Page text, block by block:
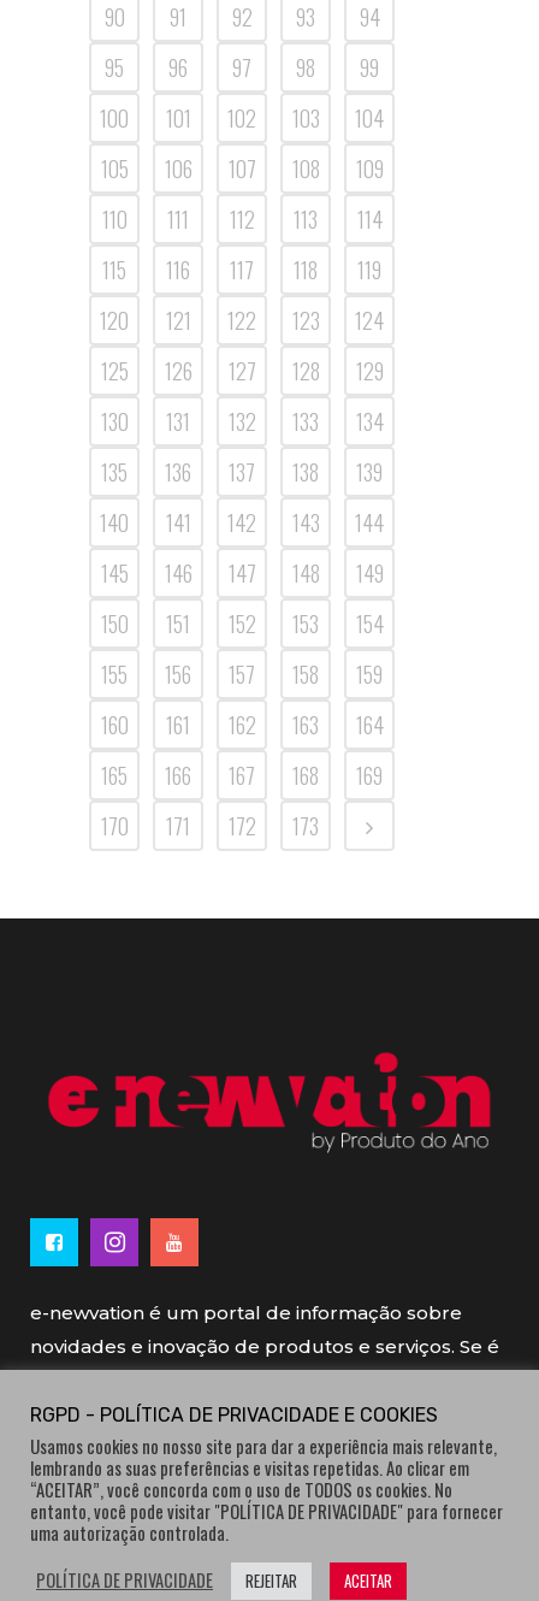
90
91 92 93
94
95
96 97 98
99
100
101 102 103
104
105
106 107 108
109
110
111 112 113
114
115
116 117 118
119
120
121 122 123
124
125
126 127 128
129
130
131 132 133
134
135
136 137 138
139
140
141 142 143
144
145
146 147 148
149
150
151 152 153
154
155
156 157 158
159
160
161 162 163
164
165
166 167 168
169
170
171 172 173
e-newvation é um portal de informação sobre
novidades e inovação de produtos e serviços. Se é
e-newvation tem o patrocínio do “Produto do
Ano”, o prémio de inovação atribuído por
consumidores.
RGPD - POLÍTICA DE PRIVACIDADE E COOKIES
Usamos cookies no nosso site para dar a experiência mais relevante,
lembrando as suas preferências e visitas repetidas. Ao clicar em
“ACEITAR”, você concorda com o uso de TODOS os cookies. No
entanto, você pode visitar "POLÍTICA DE PRIVACIDADE" para fornecer
uma autorização controlada.
POLÍTICA DE PRIVACIDADE
REJEITAR ACEITAR